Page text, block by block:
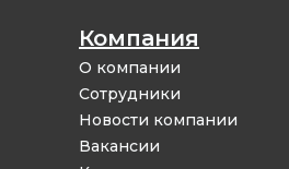
Компания
О компании
Сотрудники
Новости компании
Вакансии